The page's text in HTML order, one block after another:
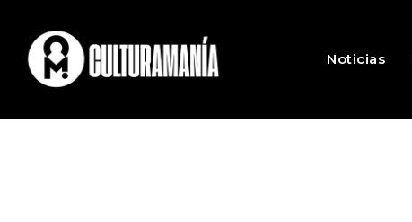
Noticias